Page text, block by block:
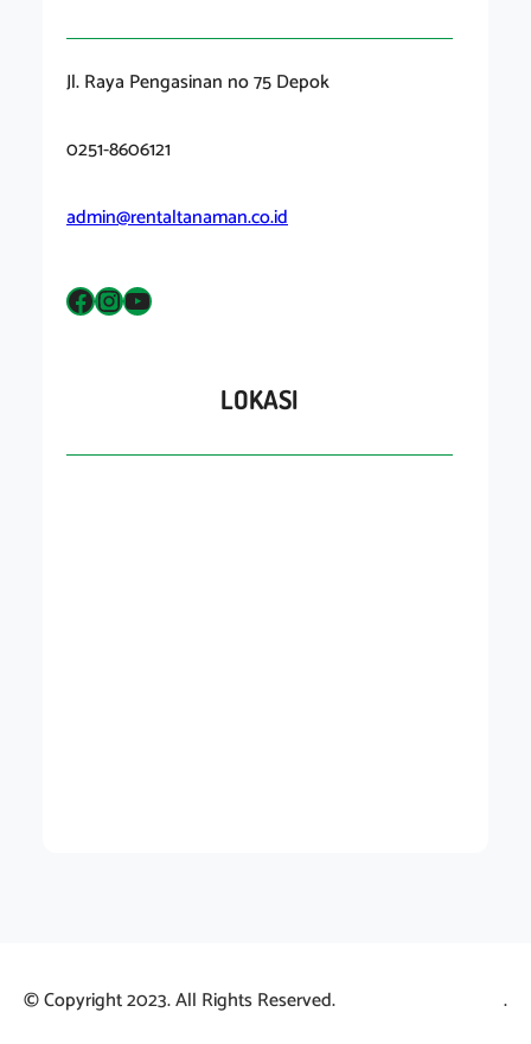
Jl. Raya Pengasinan no 75 Depok
0251-8606121
admin@rentaltanaman.co.id
Facebook InstagramYouTube
LOKASI
© Copyright 2023. All Rights Reserved. .